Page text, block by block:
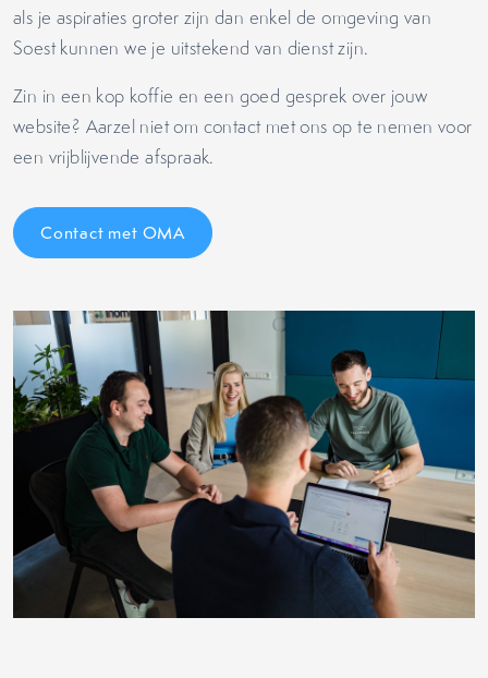
als je aspiraties groter zijn dan enkel de omgeving van
Soest kunnen we je uitstekend van dienst zijn.
Zin in een kop koffie en een goed gesprek over jouw
website? Aarzel niet om contact met ons op te nemen voor
een vrijblijvende afspraak.
Contact met OMA